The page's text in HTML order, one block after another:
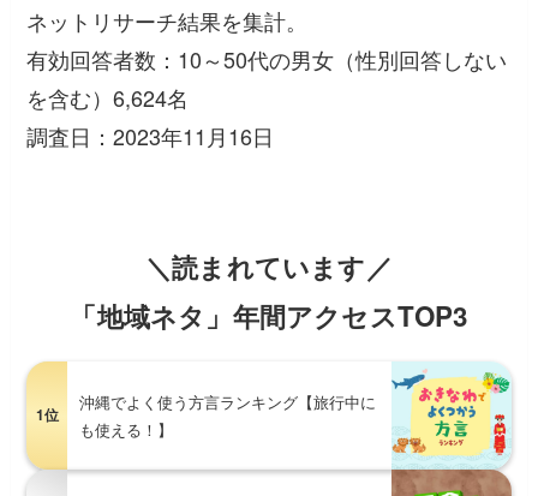
ネットリサーチ結果を集計。
有効回答者数：10～50代の男女（性別回答しない
を含む）6,624名
調査日：2023年11月16日
＼読まれています／
「地域ネタ」年間アクセスTOP3
1位
沖縄でよく使う方言ランキング【旅行中に
も使える！】